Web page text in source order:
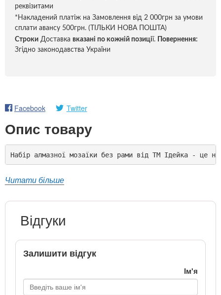
реквізитами
*Накладений платіж на Замовлення від 2 000грн за умови
сплати авансу 500грн. (ТІЛЬКИ НОВА ПОШТА)
Строки Доставка вказані по кожній позиції.
Повернення:
Згідно законодавства України
Facebook Twitter
Опис товару
Набір алмазної мозаїки без рами від ТМ Ідейка - це
Читати більше
Відгуки
Залишити відгук
Ім'я